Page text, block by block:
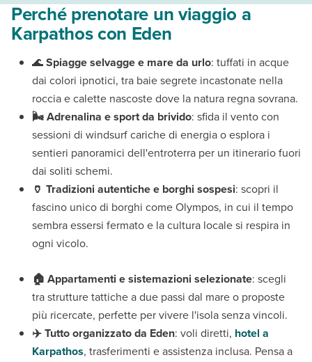
Perché prenotare un viaggio a
Karpathos con Eden
🌊Spiagge selvagge e mare da urlo: tuffati in acque
dai colori ipnotici, tra baie segrete incastonate nella
roccia e calette nascoste dove la natura regna sovrana.
🌬️ Adrenalina e sport da brivido: sfida il vento con
sessioni di windsurf cariche di energia o esplora i
sentieri panoramici dell'entroterra per un itinerario fuori
dai soliti schemi.
🏺 Tradizioni autentiche e borghi sospesi: scopri il
fascino unico di borghi come Olympos, in cui il tempo
sembra essersi fermato e la cultura locale si respira in
ogni vicolo.
🏠 Appartamenti e sistemazioni selezionate: scegli
tra strutture tattiche a due passi dal mare o proposte
più ricercate, perfette per vivere l'isola senza vincoli.
✈️ Tutto organizzato da Eden: voli diretti, hotel a
Karpathos, trasferimenti e assistenza inclusa. Pensa a